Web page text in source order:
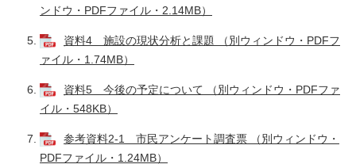
ンドウ・PDFファイル・2.14MB）
資料4 施設の現状分析と課題 （別ウィンドウ・PDFフ
ァイル・1.74MB）
資料5 今後の予定について （別ウィンドウ・PDFファ
イル・548KB）
参考資料2-1 市民アンケート調査票 （別ウィンドウ・
PDFファイル・1.24MB）